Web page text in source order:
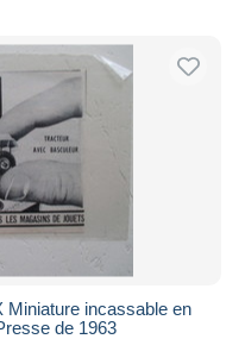
Miniature incassable en
de 1963